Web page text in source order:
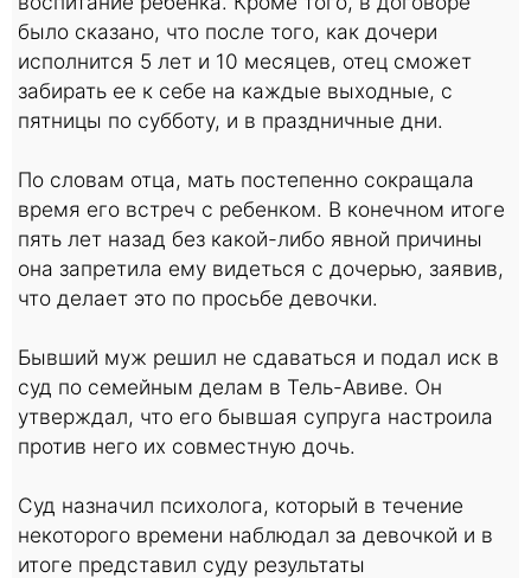
было сказано, что после того, как дочери
исполнится 5 лет и 10 месяцев, отец сможет
забирать ее к себе на каждые выходные, с
пятницы по субботу, и в праздничные дни.
По словам отца, мать постепенно сокращала
время его встреч с ребенком. В конечном итоге
пять лет назад без какой-либо явной причины
она запретила ему видеться с дочерью, заявив,
что делает это по просьбе девочки.
Бывший муж решил не сдаваться и подал иск в
суд по семейным делам в Тель-Авиве. Он
утверждал, что его бывшая супруга настроила
против него их совместную дочь.
Суд назначил психолога, который в течение
некоторого времени наблюдал за девочкой и в
итоге представил суду результаты